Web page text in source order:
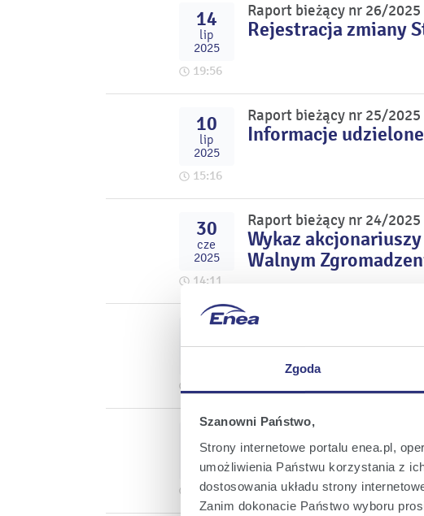
Zgoda
Szanowni Państwo,
Strony internetowe portalu enea.pl,
umożliwienia Państwu korzystania z
dostosowania układu strony
Zanim dokonacie Państwo wyboru
14
lip
2025
19:56
Raport bieżący nr 26/2025
Rejestracja zmiany
10
lip
2025
15:16
Raport bieżący nr 25/2025
Informacje
30
cze
2025
14:11
Raport bieżący nr 24/2025
Wykaz
Walnym
26
cze
Raport bieżący nr 23/2025
Treść uchwał
26
cze
2025
20:29
Raport bieżący nr 22/2025
Decyzja
dywidendy za 2024